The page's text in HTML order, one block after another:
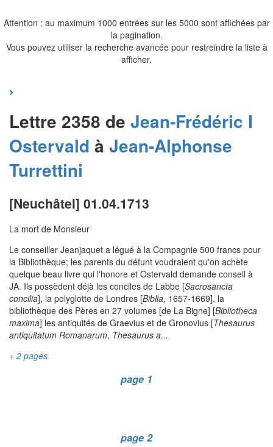
Attention : au maximum 1000 entrées sur les 5000 sont affichées par
la pagination.
Vous pouvez utiliser la recherche avancée pour restreindre la liste à
afficher.
Lettre 2358 de Jean-Frédéric I
Ostervald à Jean-Alphonse
Turrettini
[Neuchâtel] 01.04.1713
La mort de Monsieur
Le conseiller Jeanjaquet a légué à la Compagnie 500 francs pour
la Bibliothèque; les parents du défunt voudraient qu'on achète
quelque beau livre qui l'honore et Ostervald demande conseil à
JA. Ils possèdent déjà les conciles de Labbe [Sacrosancta
concilia], la polyglotte de Londres [Biblia, 1657-1669], la
bibliothèque des Pères en 27 volumes [de La Bigne] [Bibliotheca
maxima] les antiquités de Graevius et de Gronovius [Thesaurus
antiquitatum Romanarum, Thesaurus a...
+ 2 pages
page 1
page 2